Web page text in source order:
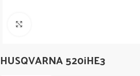
HUSQVARNA 520iHE3